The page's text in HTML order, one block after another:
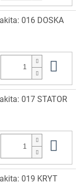
016 DOSKA
017 STATOR
019 KRYT